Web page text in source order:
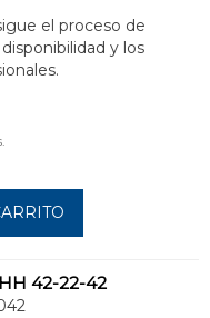
el proceso de
y los
42-22-42